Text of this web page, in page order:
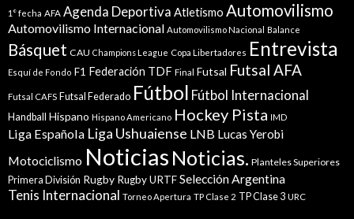
1° fecha AFA Agenda Deportiva Atletismo Automovilismo
Automovilismo Internacional Automovilismo Nacional Balance
Básquet CAU Champions League Copa Libertadores Entrevista
Esquí de Fondo F1 Federación TDF Final Futsal Futsal AFA
Futsal CAFS Futsal Federado Fútbol Fútbol Internacional
Handball Hispano Hispano Americano Hockey Pista IMD
Liga Española Liga Ushuaiense LNB Lucas Yerobi
Motociclismo Noticias Noticias. Planteles Superiores
Primera División Rugby Rugby URTFSelección Argentina
Tenis Internacional Torneo Apertura TP Clase 2 TP Clase 3 URC